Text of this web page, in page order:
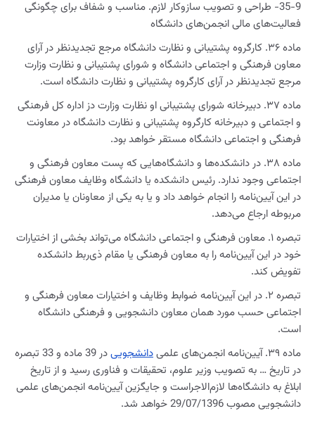
35-9- طراحی و تصویب سازوکار لازم. مناسب و شفاف برای چگونگی
فعالیت‌های مالی انجمن‌های دانشگاه
ماده ۳۶. کارگروه پشتیبانی و نظارت دانشگاه مرجع تجدیدنظر در آرای
معاون فرهنگی و اجتماعی دانشگاه و شورای پشتیبانی و نظارت وزارت
مرجع تجدیدنظر در آرای کارگروه پشتیبانی و نظارت دانشگاه است.
ماده ۳۷. دبیرخانه شورای پشتیبانی او نظارت وزارت دز اداره کل فرهنگی
و اجتماعی و دبیرخانه کارگروه پشتیبانی و نظارت دانشگاه در معاونت
فرهنگی و اجتماعی دانشگاه مستقر خواهد بود.
ماده ۳۸. در دانشکده‌ها و دانشگاه‌هایی که پست معاون فرهنگی و
اجتماعی وجود ندارد. رئیس دانشکده یا دانشگاه وظایف معاون فرهنگی
در این آیین‌نامه را انجام خواهد داد و یا به یکی از معاونان یا مدیران
مربوطه ارجاع می‌دهد.
تبصره ۱. معاون فرهنگی و اجتماعی دانشگاه می‌تواند بخشی از اختیارات
خود در این آیین‌نامه را به معاون فرهنگی یا مقام ذی‌ربط دانشکده
تفویض کند.
تبصره ۲. در این آیین‌نامه ضوابط وظایف و اختیارات معاون فرهنگی و
اجتماعی حسب مورد همان معاون دانشجویی و فرهنگی دانشگاه
است.
ماده ۳۹. آیین‌نامه انجمن‌های علمی
دانشجویی
در 39 ماده و 33 تبصره
در تاریخ … به تصویب وزیر علوم، تحقیقات و فناوری رسید و از تاریخ
ابلاغ به دانشگاه‌ها لازم‌الاجراست و جایگزین آیین‌نامه انجمن‌های علمی
دانشجویی مصوب 29/07/1396 خواهد شد.